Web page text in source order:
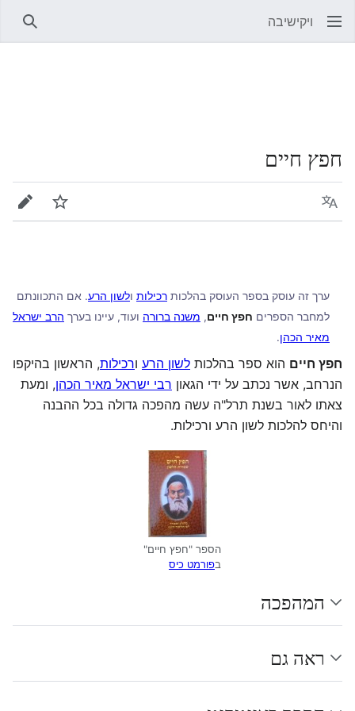
ויקישיבה
חפץ חיים
שפה מעקב
ערך זה עוסק בספר העוסק בהלכות רכילות ולשון הרע. אם התכוונתם
למחבר הספרים חפץ חיים, משנה ברורה ועוד, עיינו בערך הרב ישראל
מאיר הכהן.
חפץ חיים הוא ספר בהלכות לשון הרע ורכילות, הראשון בהיקפו
הנרחב, אשר נכתב על ידי הגאון רבי ישראל מאיר הכהן, ומעת
צאתו לאור בשנת תרל"ה עשה מהפכה גדולה בכל ההבנה
והיחס להלכות לשון הרע ורכילות.
הספר "חפץ חיים"
בפורמט כיס
המהפכה
ראה גם